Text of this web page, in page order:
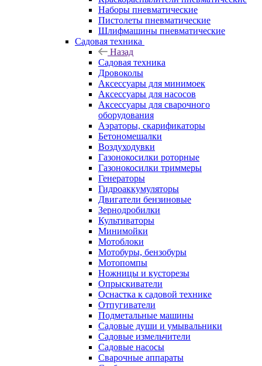
Наборы пневматические
Пистолеты пневматические
Шлифмашины пневматические
Садовая техника
Назад
Садовая техника
Дровоколы
Аксессуары для минимоек
Аксессуары для насосов
Аксессуары для сварочного
оборудования
Аэраторы, скарификаторы
Бетономешалки
Воздуходувки
Газонокосилки роторные
Газонокосилки триммеры
Генераторы
Гидроаккумуляторы
Двигатели бензиновые
Зернодробилки
Культиваторы
Минимойки
Мотоблоки
Мотобуры, бензобуры
Мотопомпы
Ножницы и кусторезы
Опрыскиватели
Оснастка к садовой технике
Отпугиватели
Подметальные машины
Садовые души и умывальники
Садовые измельчители
Садовые насосы
Сварочные аппараты